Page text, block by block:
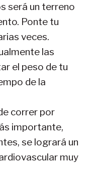
será un terreno
Ponte tu
veces.
las
el peso de tu
de la
correr por
importante,
se logrará un
muy